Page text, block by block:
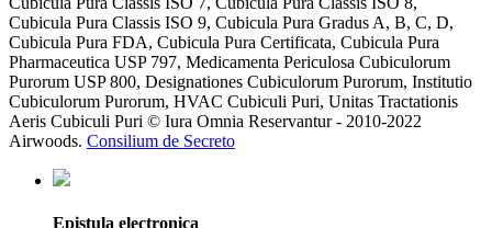
Cubicula Pura Classis ISO 9, Cubicula Pura Gradus A, B, C, D,
Cubicula Pura FDA, Cubicula Pura Certificata, Cubicula Pura
Pharmaceutica USP 797, Medicamenta Periculosa Cubiculorum
Purorum USP 800, Designationes Cubiculorum Purorum, Institutio
Cubiculorum Purorum, HVAC Cubiculi Puri, Unitas Tractationis
Aeris Cubiculi Puri © Iura Omnia Reservantur - 2010-2022
Airwoods. Consilium de Secreto
Epistula electronica